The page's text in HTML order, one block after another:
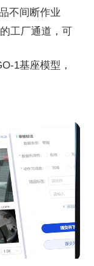
不间断作业
工厂通道，可
1基座模型，